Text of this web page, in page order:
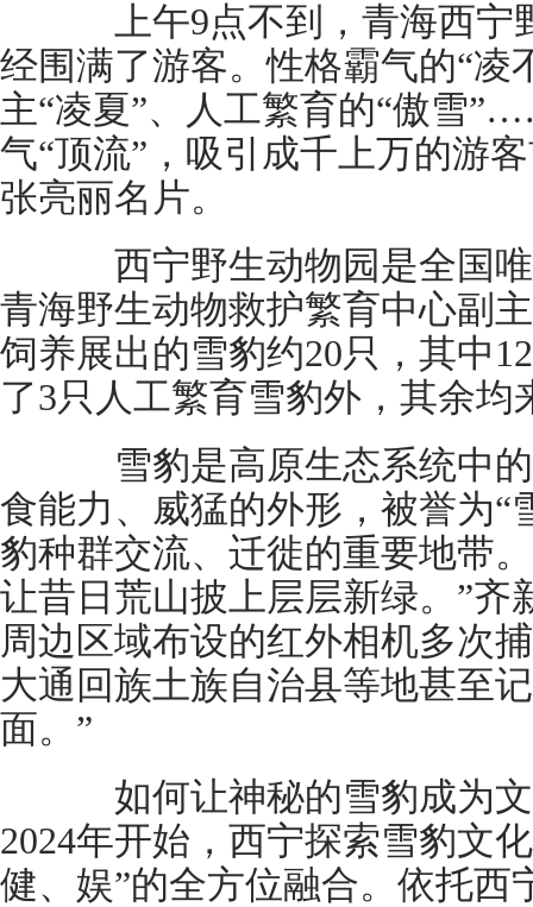
上午9点不到，青海西宁
经围满了游客。性格霸气的“凌
主“凌夏”、人工繁育的“傲雪
气“顶流”，吸引成千上万的游
张亮丽名片。
西宁野生动物园是全国唯
青海野生动物救护繁育中心副
饲养展出的雪豹约20只，其中
了3只人工繁育雪豹外，其余均
雪豹是高原生态系统中的
食能力、威猛的外形，被誉为“
豹种群交流、迁徙的重要地带
让昔日荒山披上层层新绿。”齐
周边区域布设的红外相机多次
大通回族土族自治县等地甚至
面。”
如何让神秘的雪豹成为文
2024年开始，西宁探索雪豹文
健、娱”的全方位融合。依托西